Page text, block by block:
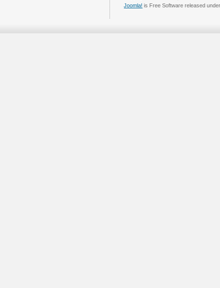
Joomla! is Free Software released